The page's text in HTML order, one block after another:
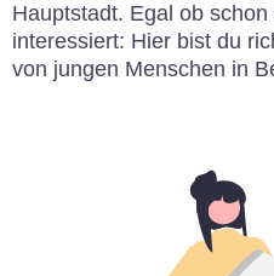
Hauptstadt. Egal ob
interessiert: Hier bist du
von jungen Menschen in